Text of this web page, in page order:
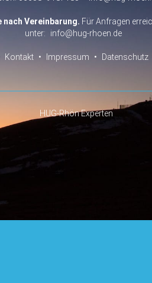
nach Vereinbarung. Für Anfragen
unter:
info@hug-rhoen.de
Kontakt • Impressum • Datenschutz
HUG-Rhön Experten